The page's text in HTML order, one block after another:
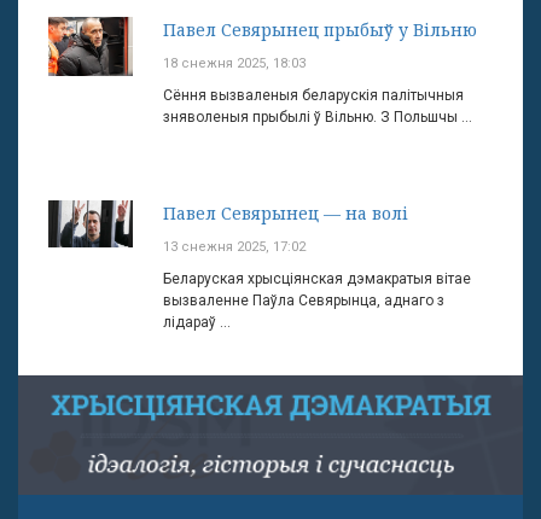
Павел Севярынец прыбыў у Вільню
18 снежня 2025, 18:03
Сёння вызваленыя беларускія палітычныя
зняволеныя прыбылі ў Вільню. З Польшчы ...
Павел Севярынец — на волі
13 снежня 2025, 17:02
Беларуская хрысціянская дэмакратыя вітае
вызваленне Паўла Севярынца, аднаго з
лідараў ...